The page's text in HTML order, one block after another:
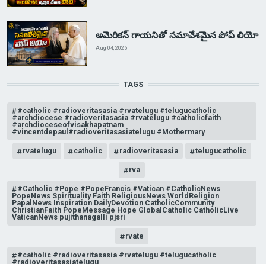
అమెరికన్ గాయనితో సమావేశమైన పోప్ లియో
Aug 04, 2026
TAGS
#catholic #radioveritasasia #rvatelugu #telugucatholic
#archdiocese #radioveritasasia #rvatelugu #catholicfaith
#archdioceseofvisakhapatnam
#vincentdepaul#radioveritasasiatelugu #Mothermary
rvatelugu catholic radioveritasasia telugucatholic
rva
#Catholic #Pope #PopeFrancis #Vatican #CatholicNews
PopeNews Spirituality Faith ReligiousNews WorldReligion
PapalNews Inspiration DailyDevotion CatholicCommunity
ChristianFaith PopeMessage Hope GlobalCatholic CatholicLive
VaticanNews pujithanagalli pjsri
rvate
#catholic #radioveritasasia #rvatelugu #telugucatholic
#radioveritasasiatelugu